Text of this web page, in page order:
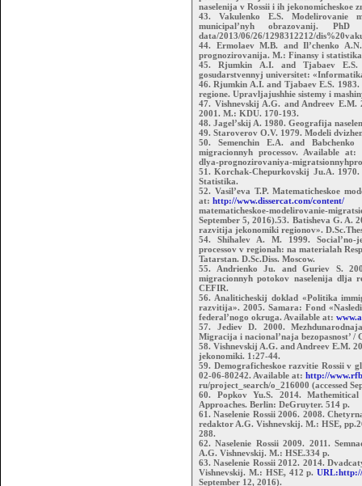
naselenija v Rossii i ih jekonomicheskoe
43. Vakulenko E.S. Modelirovanie
municipal’nyh obrazovanij.
data/2013/06/26/1298312212/
44. Ermolaev M.B. and Il’chenko
prognozirovanija. M.: Finansy i
45. Rjumkin A.I. and Tjabaev E.S.
gosudarstvennyj universitet:
46. Rjumkin A.I. and Tjabaev E.S.
regione. Upravljajushhie sistemy i
47. Vishnevskij A.G. and Andreev E.M.
2001. M.: KDU. 170-193.
48. Jagel’skij A. 1980. Geografija
49. Staroverov O.V. 1979. Modeli
50. Semenchin E.A. and
migracionnyh processov. Available at:
dlya-prognozirovaniya-
51. Korchak-Chepurkovskij Ju.A. 1970.
Statistika.
52. Vasil’eva T.P. Matematicheskoe
at: http://www.dissercat.com/content/
matematicheskoe-modelirovanie-
September 5, 2016).53. Batisheva G. A.
razvitija jekonomiki regionov».
54. Shihalev A. M. 1999. Social’no-
processov v regionah: na materialah
Tatarstan. D.Sc.Diss. Moscow.
55. Andrienko Ju. and Guriev S.
migracionnyh potokov naselenija dlja
CEFIR.
56. Analiticheskij doklad «Politika
razvitija». 2005. Samara: Fond
federal’nogo okruga. Available at:
57. Jediev D. 2000.
Migracija i nacional’naja bezopasnost’
58. Vishnevskij A.G. and Andreev E.M.
jekonomiki. 1:27-44.
59. Demograficheskoe razvitie Rossii v
02-06-80242. Available at: http://
ru/project_search/o_216000 (accessed
60. Popkov Yu.S. 2014.
Approaches. Berlin: DeGruyter. 514 p.
61. Naselenie Rossii 2006. 2008.
redaktor A.G. Vishnevskij. М.: HSE,
288.
62. Naselenie Rossii 2009. 2011.
A.G. Vishnevskij. M.: HSE.334 p.
63. Naselenie Rossii 2012. 2014.
Vishnevskij. М.: HSE, 412 p.URL:http://
September 12, 2016).